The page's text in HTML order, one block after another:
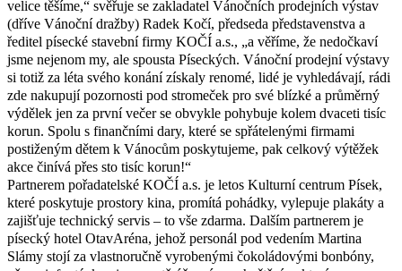
velice těšíme,“ svěřuje se zakladatel Vánočních prodejních výstav
(dříve Vánoční dražby) Radek Kočí, předseda představenstva a
ředitel písecké stavební firmy KOČÍ a.s., „a věříme, že nedočkaví
jsme nejenom my, ale spousta Píseckých. Vánoční prodejní výstavy
si totiž za léta svého konání získaly renomé, lidé je vyhledávají, rádi
zde nakupují pozornosti pod stromeček pro své blízké a průměrný
výdělek jen za první večer se obvykle pohybuje kolem dvaceti tisíc
korun. Spolu s finančními dary, které se spřátelenými firmami
postiženým dětem k Vánocům poskytujeme, pak celkový výtěžek
akce činívá přes sto tisíc korun!“
Partnerem pořadatelské KOČÍ a.s. je letos Kulturní centrum Písek,
které poskytuje prostory kina, promítá pohádky, vylepuje plakáty a
zajišťuje technický servis – to vše zdarma. Dalším partnerem je
písecký hotel OtavAréna, jehož personál pod vedením Martina
Slámy stojí za vlastnoručně vyrobenými čokoládovými bonbóny,